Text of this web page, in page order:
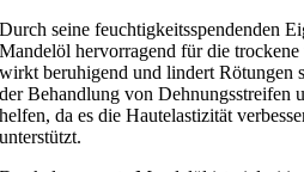
Durch seine feuchtigkeitsspendenden
Mandelöl hervorragend für die
wirkt beruhigend und lindert Rötungen
der Behandlung von Dehnungsstreifen
helfen, da es die Hautelastizität
unterstützt.